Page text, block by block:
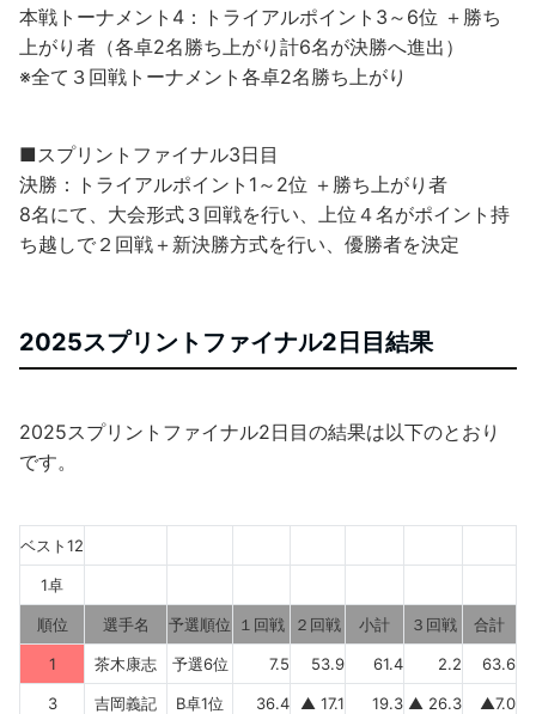
本戦トーナメント4：トライアルポイント3～6位 ＋勝ち
上がり者（各卓2名勝ち上がり計6名が決勝へ進出）
※全て３回戦トーナメント各卓2名勝ち上がり
■スプリントファイナル3日目
決勝：トライアルポイント1～2位 ＋勝ち上がり者
8名にて、大会形式３回戦を行い、上位４名がポイント持
ち越しで２回戦＋新決勝方式を行い、優勝者を決定
2025スプリントファイナル2日目結果
2025スプリントファイナル2日目の結果は以下のとおり
です。
ベスト12
1卓
順位 選手名 予選順位 １回戦 ２回戦 小計 ３回戦 合計
1 茶木康志 予選6位 7.5 53.9 61.4 2.2 63.6
3 吉岡義記 B卓1位 36.4 ▲ 17.1 19.3 ▲ 26.3 ▲7.0